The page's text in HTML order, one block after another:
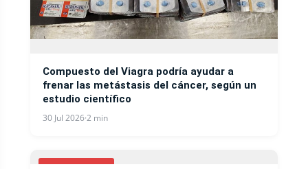
Compuesto del Viagra podría ayudar a
frenar las metástasis del cáncer, según un
estudio científico
30 Jul 2026·2 min
CURIOSIDADES